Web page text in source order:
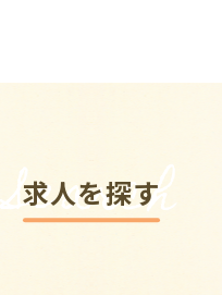
求人を探す
Search